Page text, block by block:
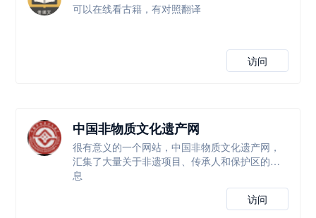
可以在线看古籍，有对照翻译
访问
中国非物质文化遗产网
很有意义的一个网站，中国非物质文化遗产网，
汇集了大量关于非遗项目、传承人和保护区的信
息
访问